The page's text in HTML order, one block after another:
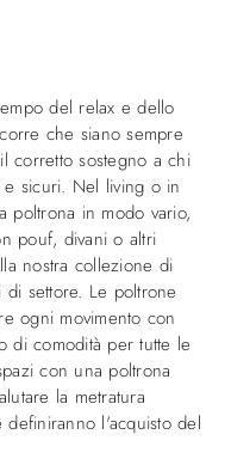
del relax e dello
che siano sempre
corretto sostegno a chi
e sicuri. Nel living o in
poltrona in modo vario,
pouf, divani o altri
nostra collezione di
settore. Le poltrone
ogni movimento con
di comodità per tutte le
con una poltrona
la metratura
l'acquisto del